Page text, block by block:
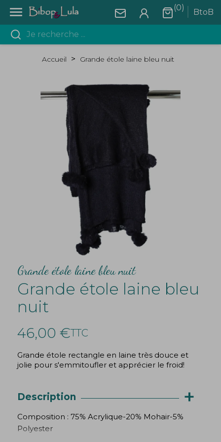
 BtoB
(0)
Accueil Grande étole laine bleu nuit
Grande étole laine bleu nuit
Grande étole laine bleu
nuit
46,00 €TTC
Grande étole rectangle en laine très douce et
jolie pour s'emmitoufler et apprécier le froid!
Description +
Composition : 75% Acrylique-20% Mohair-5%
Polyester